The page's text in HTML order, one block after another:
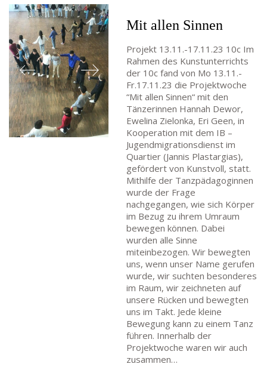
Mit allen Sinnen
Projekt 13.11.-17.11.23 10c Im
Rahmen des Kunstunterrichts
der 10c fand von Mo 13.11.-
Fr.17.11.23 die Projektwoche
“Mit allen Sinnen“ mit den
Tänzerinnen Hannah Dewor,
Ewelina Zielonka, Eri Geen, in
Kooperation mit dem IB –
Jugendmigrationsdienst im
Quartier (Jannis Plastargias),
gefördert von Kunstvoll, statt.
Mithilfe der Tanzpädagoginnen
wurde der Frage
nachgegangen, wie sich Körper
im Bezug zu ihrem Umraum
bewegen können. Dabei
wurden alle Sinne
miteinbezogen. Wir bewegten
uns, wenn unser Name gerufen
wurde, wir suchten besonderes
im Raum, wir zeichneten auf
unsere Rücken und bewegten
uns im Takt. Jede kleine
Bewegung kann zu einem Tanz
führen. Innerhalb der
Projektwoche waren wir auch
zusammen…
SEKRETARIAT
Silke Neugebauer, Jonas Lehmann
Mo bis Fr 8:00 – 14:00 Uhr
TEL: 069-212 – 369 44
TEL: 069-212 – 335 25
MAIL:
poststelle.goethe-gymnasium@stadt-frankfurt.de
DEPENDANCE
Beethovenstraße 8-10
60325 Frankfurt am Main
SEKRETARIAT AUßENSTELLE
Melanie Jakob, Angela Thönissen
Mo – DO: 8:30 – 13:30 Uhr
Fr: 9:30 – 13:30 Uhr
TEL: 069-212-36869
SCHULLEITUNG
Dr. Ute Utech (OStD’n)
stellv. Schulleitung: nn
Marco Penirschke (StD)
Hans-Dieter Bunger (StD),